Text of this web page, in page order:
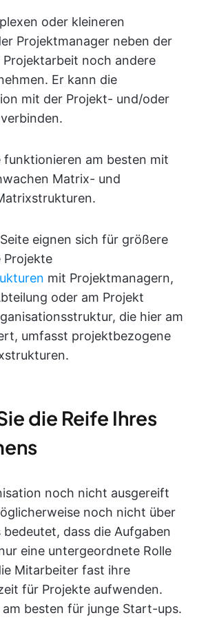
oder kleineren
Projektmanager neben der
noch andere
Er kann die
mit der Projekt- und/oder
funktionieren am besten mit
Matrix- und
eignen sich für größere
Projekte
mit Projektmanagern,
oder am Projekt
die hier am
umfasst projektbezogene
die Reife Ihres
noch nicht ausgereift
noch nicht über
dass die Aufgaben
eine untergeordnete Rolle
Mitarbeiter fast ihre
für Projekte aufwenden.
besten für junge Start-ups.